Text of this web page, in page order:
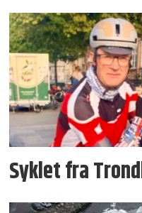
Syklet fra